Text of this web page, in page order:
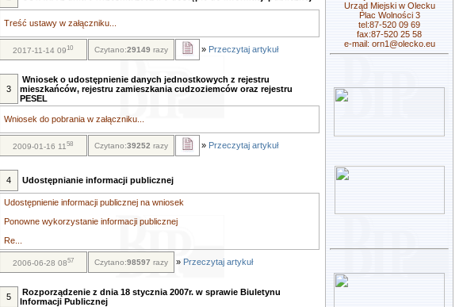
Treść ustawy w załączniku...
2017-11-14 0910 Czytano:29149 razy » Przeczytaj artykuł
3
Wniosek o udostępnienie danych jednostkowych z rejestru
mieszkańców, rejestru zamieszkania cudzoziemców oraz rejestru
PESEL
Wniosek do pobrania w załączniku...
2009-01-16 1158 Czytano:39252 razy » Przeczytaj artykuł
4 Udostępnianie informacji publicznej
Udostępnienie informacji publicznej na wniosek
Ponowne wykorzystanie informacji publicznej
Re...
2006-06-28 0857 Czytano:98597 razy » Przeczytaj artykuł
5
Rozporządzenie z dnia 18 stycznia 2007r. w sprawie Biuletynu
Informacji Publicznej
Urząd Miejski w Olecku
Plac Wolności 3
tel:87-520 09 69
fax:87-520 25 58
e-mail: orn1@olecko.eu